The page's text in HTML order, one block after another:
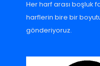
Her harf arası boşluk
harflerin bire bir
gönderiyoruz.